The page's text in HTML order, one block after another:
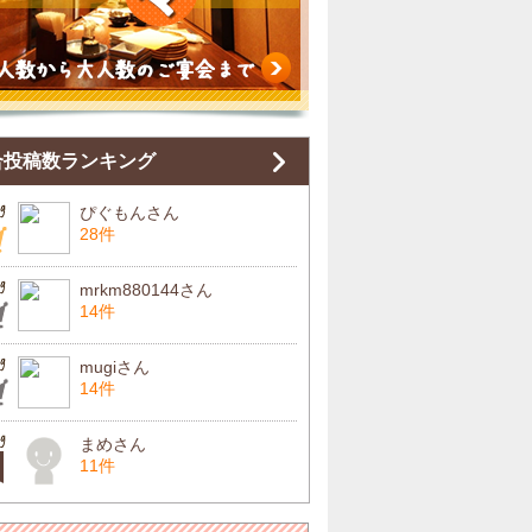
稿数ランキング
ぴぐもんさん
28件
mrkm880144さん
14件
mugiさん
14件
まめさん
11件